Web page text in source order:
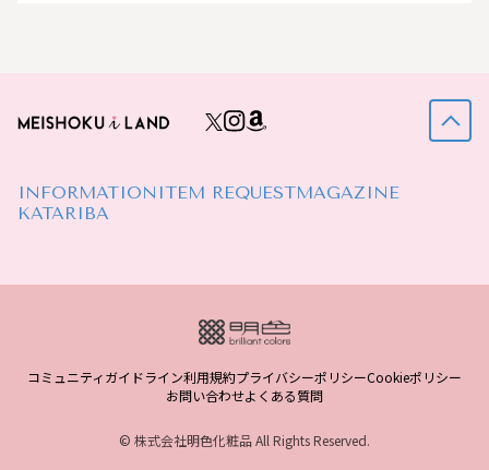
INFORMATION ITEM REQUESTMAGAZINE
KATARIBA
コミュニティガイドライン利用規約プライバシーポリシーCookieポリシー
お問い合わせよくある質問
© 株式会社明色化粧品 All Rights Reserved.